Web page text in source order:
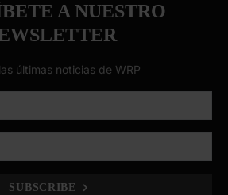
A NUESTRO
últimas noticias de WRP
SUBSCRIBE